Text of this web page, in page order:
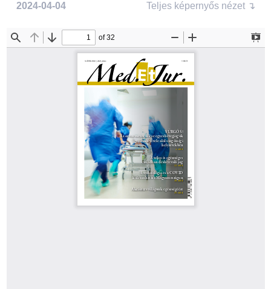
2024-04-04 Teljes képernyős nézet ↴